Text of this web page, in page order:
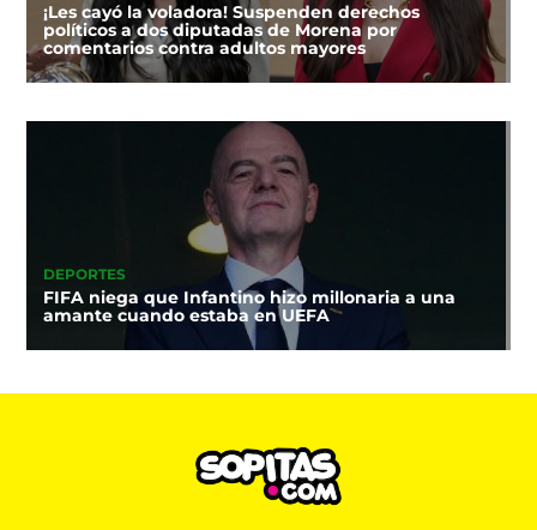
¡Les cayó la voladora! Suspenden derechos
políticos a dos diputadas de Morena por
comentarios contra adultos mayores
DEPORTES
FIFA niega que Infantino hizo millonaria a una
amante cuando estaba en UEFA